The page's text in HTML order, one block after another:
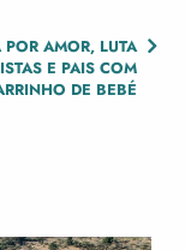
AMOR, LUTA
E PAIS COM
DE BEBÉ